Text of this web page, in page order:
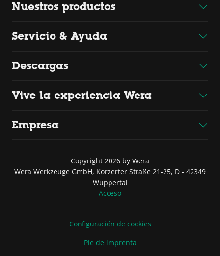
Nuestros productos
Servicio & Ayuda
Descargas
Vive la experiencia Wera
Empresa
Copyright 2026 by Wera
Wera Werkzeuge GmbH, Korzerter Straße 21-25, D - 42349
Wuppertal
Acceso
Configuración de cookies
Pie de imprenta